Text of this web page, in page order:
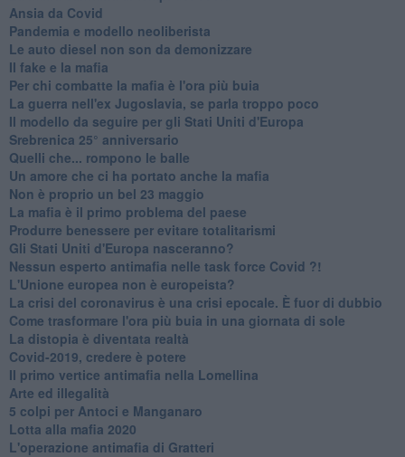
Ansia da Covid
Pandemia e modello neoliberista
Le auto diesel non son da demonizzare
​Il fake e la mafia
Per chi combatte la mafia è l'ora più buia
La guerra nell'ex Jugoslavia, se parla troppo poco
Il modello da seguire per gli Stati Uniti d'Europa
Srebrenica 25° anniversario
Quelli che... rompono le balle
Un amore che ci ha portato anche la mafia
Non è proprio un bel 23 maggio
La mafia è il primo problema del paese
Produrre benessere per evitare totalitarismi
Gli Stati Uniti d'Europa nasceranno?
Nessun esperto antimafia nelle task force Covid ?!
L'Unione europea non è europeista?
La crisi del coronavirus è una crisi epocale. È fuor di dubbio
Come trasformare l'ora più buia in una giornata di sole
​La distopia è diventata realtà
Covid-2019, credere è potere
Il primo vertice antimafia nella Lomellina
Arte ed illegalità
​5 colpi per Antoci e Manganaro
Lotta alla mafia 2020
L'operazione antimafia di Gratteri